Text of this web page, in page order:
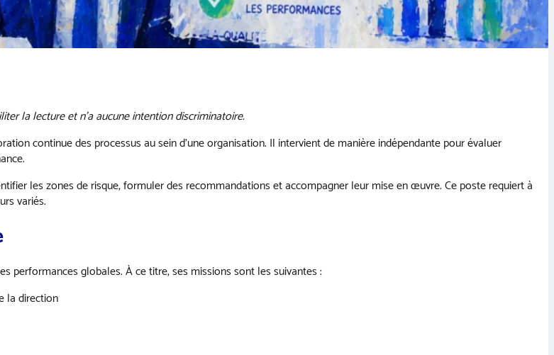
la lecture et n’a aucune intention discriminatoire.
continue des processus au sein d’une organisation. Il intervient de manière indépendante pour évaluer
les zones de risque, formuler des recommandations et accompagner leur mise en œuvre. Ce poste requiert à
variés.
performances globales. À ce titre, ses missions sont les suivantes :
la direction